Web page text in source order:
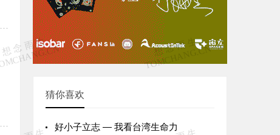
猜你喜欢
好小子立志 — 我看台湾生命力